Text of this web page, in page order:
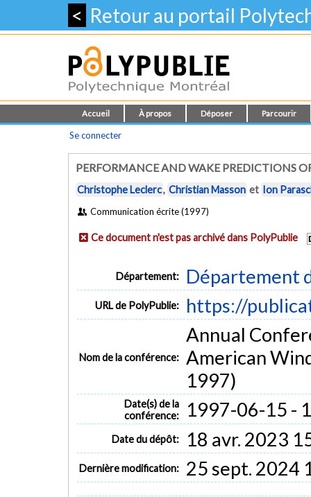
< Retour au portail
Accueil À propos Déposer Parcourir
Se connecter
PERFORMANCE AND WAKE PREDICTIONS
Christophe Leclerc, Christian Masson et Ion
Communication écrite (1997)
Ce document n'est pas archivé dans PolyPublie
Département: Département
URL de PolyPublie: https://
Nom de la conférence:
Annual
American
1997)
Date(s) de la
conférence:
1997-06-15 -
Date du dépôt: 18 avr. 2023
Dernière modification: 25 sept. 2024